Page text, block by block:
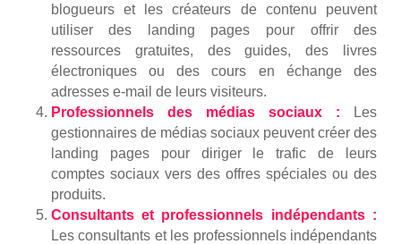
blogueurs et les créateurs de contenu peuvent
utiliser des landing pages pour offrir des
ressources gratuites, des guides, des livres
électroniques ou des cours en échange des
adresses e-mail de leurs visiteurs.
Professionnels des médias sociaux : Les
gestionnaires de médias sociaux peuvent créer des
landing pages pour diriger le trafic de leurs
comptes sociaux vers des offres spéciales ou des
produits.
Consultants et professionnels indépendants :
Les consultants et les professionnels indépendants